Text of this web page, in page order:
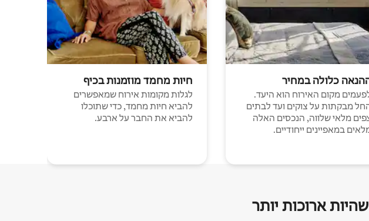
כלולה במחיר
מקום האירוח הוא היעד.
מבקתות על צוקים ועד לבתים
מלאי שלווה, הנכסים האלה
במאפיינים ייחודיים.
חיות מחמד מוזמנות בכיף
לגלות מקומות אירוח שמאפשרים
להביא חיות מחמד, כדי שתוכלו
להביא את החבר על ארבע.
ארוכות יותר